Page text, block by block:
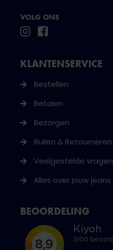
VOLG ONS
KLANTENSERVICE
Bestellen
Betalen
Bezorgen
Ruilen & Retourneren
Veelgestelde vragen
Alles over jouw jeans
BEOORDELING